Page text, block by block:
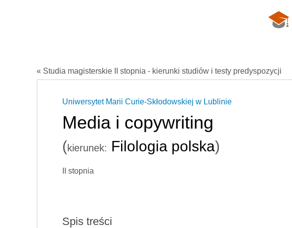
« Studia magisterskie II stopnia - kierunki studiów i testy predyspozycji
Uniwersytet Marii Curie-Skłodowskiej w Lublinie
Media i copywriting
(kierunek: Filologia polska)
II stopnia
Spis treści